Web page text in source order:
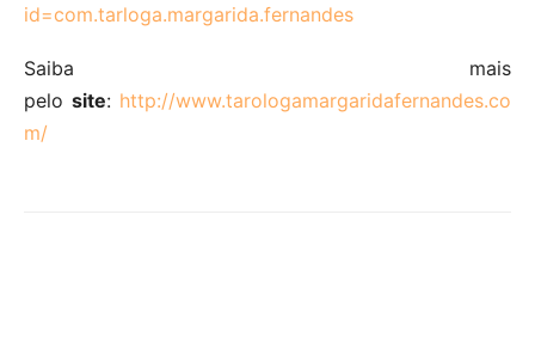
id=com.tarloga.margarida.fernandes
Saiba mais
pelo site: http://www.tarologamargaridafernandes.co
m/